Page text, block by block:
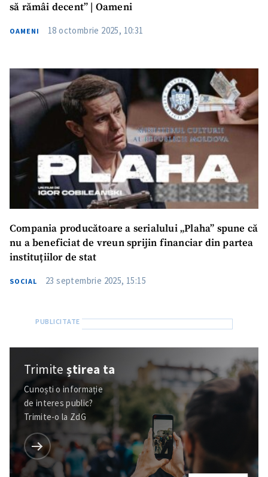
Trimite o informație
Despre ZdG
in English
на русском
să rămâi decent” | Oameni
OAMENI 18 octombrie 2025, 10:31
Compania producătoare a serialului „Plaha” spune că
nu a beneficiat de vreun sprijin financiar din partea
instituțiilor de stat
SOCIAL 23 septembrie 2025, 15:15
Trimiteștirea ta
Cunoști o informație
de interes public?
Trimite-o la ZdG